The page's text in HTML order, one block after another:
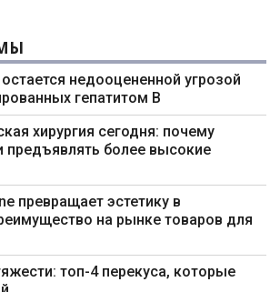
остается недооцененной угрозой
гепатитом B
хирургия сегодня: почему
предъявлять более высокие
превращает эстетику в
на рынке товаров для
топ-4 перекуса, которые